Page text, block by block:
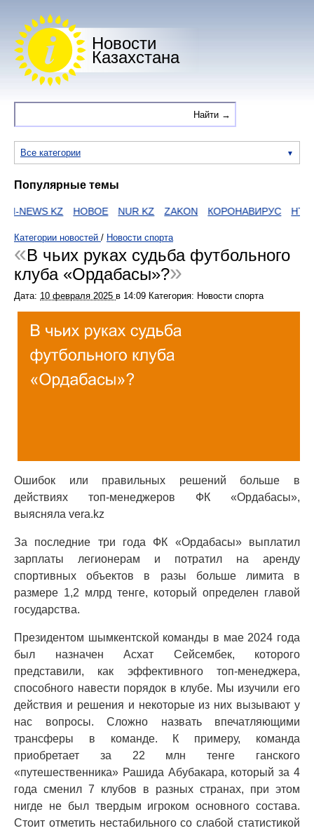
Новости
Казахстана
Все категории
Популярные темы
KZ НОВОЕ NUR KZ ZAKON КОРОНАВИРУС HTTPS
Категории новостей / Новости спорта
В чьих руках судьба футбольного
клуба «Ордабасы»?
Дата: 10 февраля 2025 в 14:09 Категория: Новости спорта
Ошибок или правильных решений больше в
действиях топ-менеджеров ФК «Ордабасы»,
выясняла vera.kz
За последние три года ФК «Ордабасы» выплатил
зарплаты легионерам и потратил на аренду
спортивных объектов в разы больше лимита в
размере 1,2 млрд тенге, который определен главой
государства.
Президентом шымкентской команды в мае 2024 года
был назначен Асхат Сейсембек, которого
представили, как эффективного топ-менеджера,
способного навести порядок в клубе. Мы изучили его
действия и решения и некоторые из них вызывают у
нас вопросы. Сложно назвать впечатляющими
трансферы в команде. К примеру, команда
приобретает за 22 млн тенге ганского
«путешественника» Рашида Абубакара, который за 4
года сменил 7 клубов в разных странах, при этом
нигде не был твердым игроком основного состава.
Стоит отметить нестабильного со слабой статистикой